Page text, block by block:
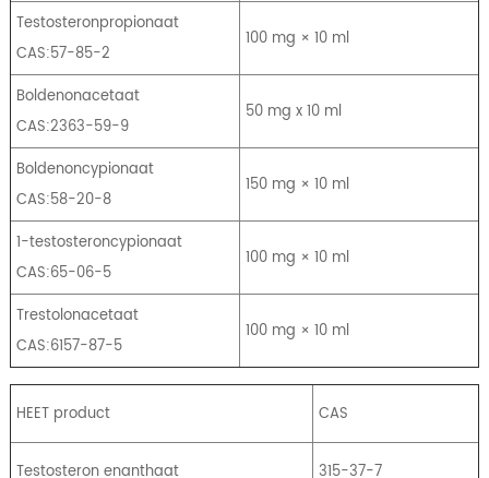
Testosteronpropionaat
CAS:57-85-2
100 mg × 10 ml
Boldenonacetaat
CAS:2363-59-9
50 mg x 10 ml
Boldenoncypionaat
CAS:58-20-8
150 mg × 10 ml
1-testosteroncypionaat
CAS:65-06-5
100 mg × 10 ml
Trestolonacetaat
CAS:6157-87-5
100 mg × 10 ml
HEET product CAS
Testosteron enanthaat 315-37-7